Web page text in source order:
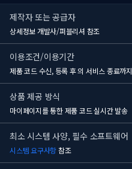
제작자 또는 공급자
상세정보 개발사/퍼블리셔 참조
이용조건/이용기간
제품 코드 수신, 등록 후의 서비스 종료까지
상품 제공 방식
마이페이지를 통한 제품 코드 실시간 발송
최소 시스템 사양, 필수 소프트웨어
시스템 요구사항참조